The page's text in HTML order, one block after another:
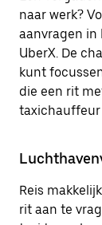
naar werk?
aanvragen in
UberX. De
kunt
die een rit
Reis
rit aan te